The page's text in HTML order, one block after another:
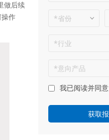
做后续
操作
我已阅读并同意